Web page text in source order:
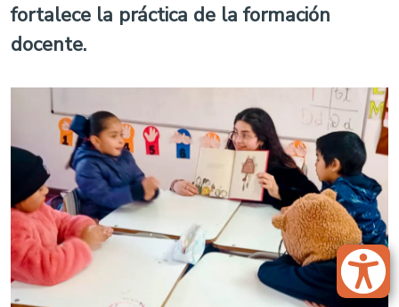
fortalece la práctica de la formación
docente.